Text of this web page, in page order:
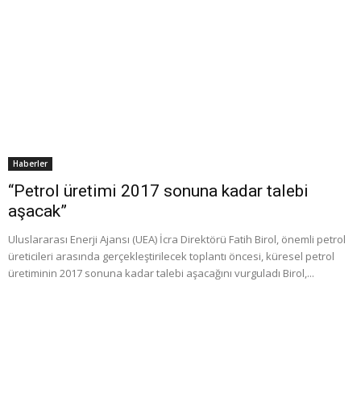
Haberler
“Petrol üretimi 2017 sonuna kadar talebi
aşacak”
Uluslararası Enerji Ajansı (UEA) İcra Direktörü Fatih Birol, önemli petrol
üreticileri arasında gerçekleştirilecek toplantı öncesi, küresel petrol
üretiminin 2017 sonuna kadar talebi aşacağını vurguladı Birol,...